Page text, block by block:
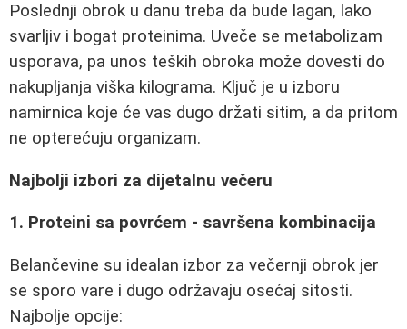
Poslednji obrok u danu treba da bude lagan, lako
svarljiv i bogat proteinima. Uveče se metabolizam
usporava, pa unos teških obroka može dovesti do
nakupljanja viška kilograma. Ključ je u izboru
namirnica koje će vas dugo držati sitim, a da pritom
ne opterećuju organizam.
Najbolji izbori za dijetalnu večeru
1. Proteini sa povrćem - savršena kombinacija
Belančevine su idealan izbor za večernji obrok jer
se sporo vare i dugo održavaju osećaj sitosti.
Najbolje opcije: